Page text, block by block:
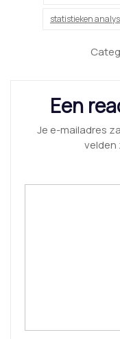
statistieken
Een
Je e-mailadres
velden